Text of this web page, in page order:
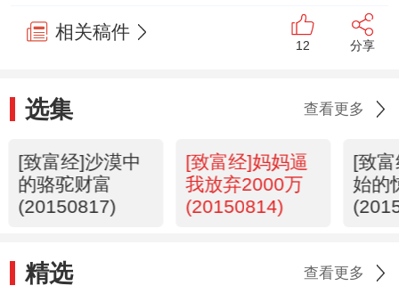
相关稿件
12 分享
选集 查看更多
[致富经]沙漠中
的骆驼财富
(20150817)
[致富经]妈妈逼
我放弃2000万
(20150814)
[致
始的
精选 查看更多